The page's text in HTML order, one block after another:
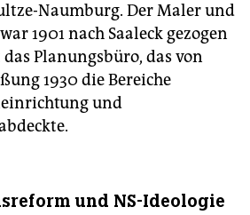
Naumburg. Der Maler und
1901 nach Saaleck gezogen
Planungsbüro, das von
1930 die Bereiche
und
und NS-Ideologie